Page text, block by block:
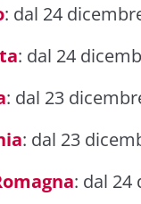
: dal 24
: dal 24
: dal 23
: dal 23
: dal 24